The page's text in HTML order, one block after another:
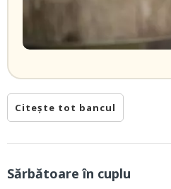
Citește tot bancul
Sărbătoare în cuplu